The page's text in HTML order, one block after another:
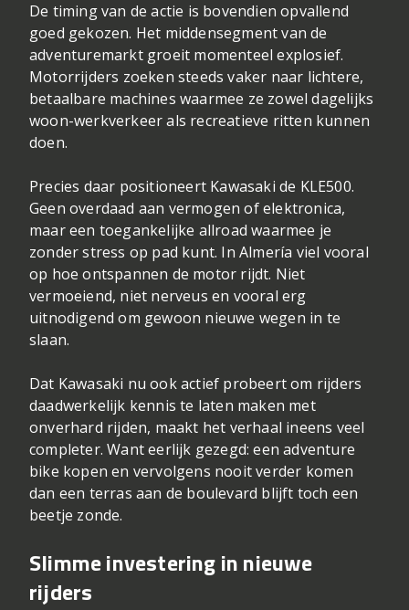
De timing van de actie is bovendien opvallend
goed gekozen. Het middensegment van de
adventuremarkt groeit momenteel explosief.
Motorrijders zoeken steeds vaker naar lichtere,
betaalbare machines waarmee ze zowel dagelijks
woon-werkverkeer als recreatieve ritten kunnen
doen.
Precies daar positioneert Kawasaki de KLE500.
Geen overdaad aan vermogen of elektronica,
maar een toegankelijke allroad waarmee je
zonder stress op pad kunt. In Almería viel vooral
op hoe ontspannen de motor rijdt. Niet
vermoeiend, niet nerveus en vooral erg
uitnodigend om gewoon nieuwe wegen in te
slaan.
Dat Kawasaki nu ook actief probeert om rijders
daadwerkelijk kennis te laten maken met
onverhard rijden, maakt het verhaal ineens veel
completer. Want eerlijk gezegd: een adventure
bike kopen en vervolgens nooit verder komen
dan een terras aan de boulevard blijft toch een
beetje zonde.
Slimme investering in nieuwe
rijders